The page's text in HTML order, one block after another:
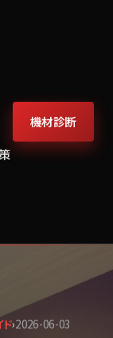
機材診断
›2026-06-03